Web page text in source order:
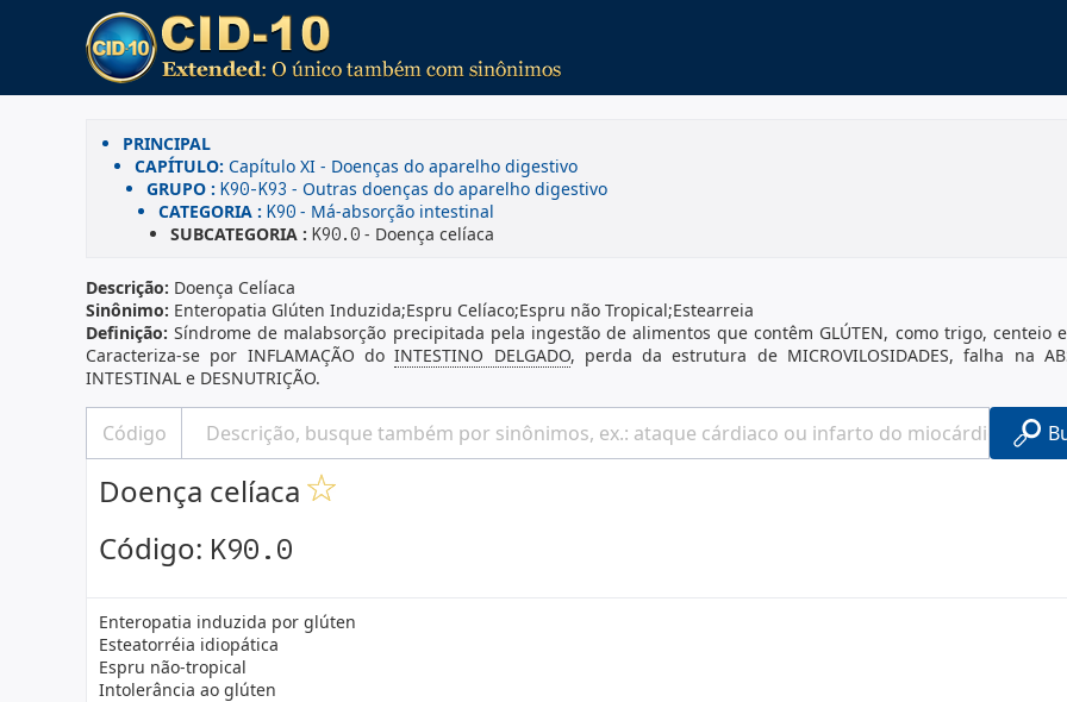
PRINCIPAL
CAPÍTULO: Capítulo XI - Doenças do aparelho digestivo
GRUPO : K90-K93 - Outras doenças do aparelho digestivo
CATEGORIA : K90 - Má-absorção intestinal
SUBCATEGORIA : K90.0 - Doença celíaca
Descrição: Doença Celíaca
Sinônimo: Enteropatia Glúten Induzida;Espru Celíaco;Espru não Tropical;Estearreia
Definição:Síndrome de malabsorção precipitada pela ingestão de alimentos que contêm GLÚTEN, como trigo, centeio
Caracteriza-se por INFLAMAÇÃO doINTESTINO DELGADO, perda da estrutura de MICROVILOSIDADES, falha na
INTESTINAL e DESNUTRIÇÃO.
Doença celíaca
Código: K90.0
Enteropatia induzida por glúten
Esteatorréia idiopática
Espru não-tropical
Intolerância ao glúten